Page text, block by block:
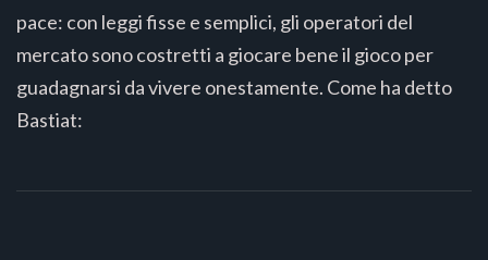
pace: con leggi fisse e semplici, gli operatori del
mercato sono costretti a giocare bene il gioco per
guadagnarsi da vivere onestamente. Come ha detto
Bastiat: